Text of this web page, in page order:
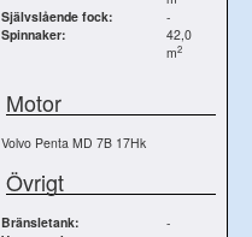
Självslående fock:
-
Spinnaker:
42,0
m2
Motor
Volvo Penta MD 7B 17Hk
Övrigt
Bränsletank:
-